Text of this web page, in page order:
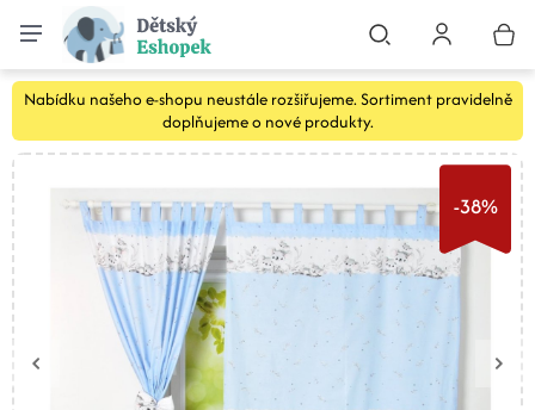
Nabídku našeho e-shopu neustále rozšiřujeme. Sortiment pravidelně
doplňujeme o nové produkty.
-38%